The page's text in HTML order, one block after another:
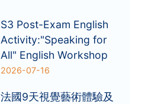
S3 Post-Exam English
Activity:"Speaking for
All" English Workshop
2026-07-16
法國9天視覺藝術體驗及